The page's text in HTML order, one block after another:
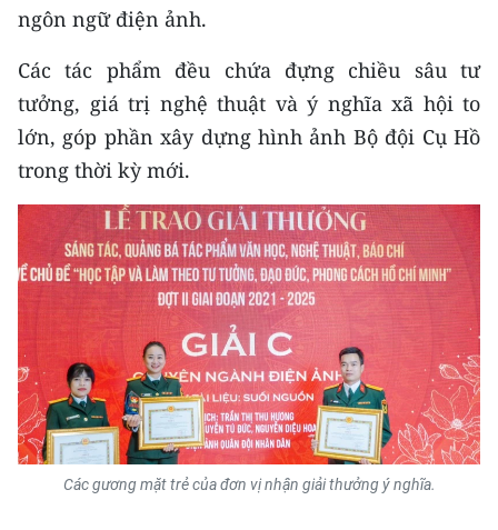
中文
FRANÇAIS
РУССКИЙ
ESPAÑOL
ngôn ngữ điện ảnh.
Các tác phẩm đều chứa đựng chiều sâu tư
tưởng, giá trị nghệ thuật và ý nghĩa xã hội to
lớn, góp phần xây dựng hình ảnh Bộ đội Cụ Hồ
trong thời kỳ mới.
Các gương mặt trẻ của đơn vị nhận giải thưởng ý nghĩa.